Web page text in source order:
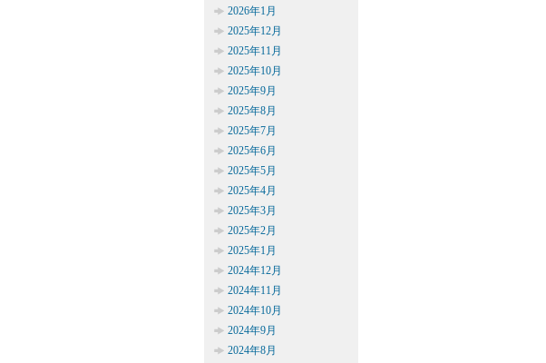
2026年1月
2025年12月
2025年11月
2025年10月
2025年9月
2025年8月
2025年7月
2025年6月
2025年5月
2025年4月
2025年3月
2025年2月
2025年1月
2024年12月
2024年11月
2024年10月
2024年9月
2024年8月